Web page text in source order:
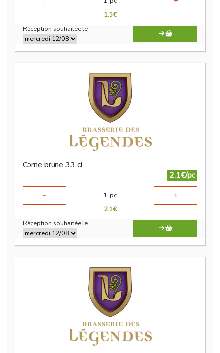
1.5€
Réception souhaitée le
Corne brune 33 cl
2.1€/pc
-
1 pc +
2.1€
Réception souhaitée le